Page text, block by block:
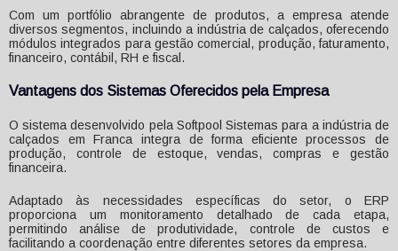
Com um portfólio abrangente de produtos, a empresa atende
diversos segmentos, incluindo a indústria de calçados, oferecendo
módulos integrados para gestão comercial, produção, faturamento,
financeiro, contábil, RH e fiscal.
Vantagens dos Sistemas Oferecidos pela Empresa
O sistema desenvolvido pela Softpool Sistemas para a indústria de
calçados em Franca integra de forma eficiente processos de
produção, controle de estoque, vendas, compras e gestão
financeira.
Adaptado às necessidades específicas do setor, o ERP
proporciona um monitoramento detalhado de cada etapa,
permitindo análise de produtividade, controle de custos e
facilitando a coordenação entre diferentes setores da empresa.